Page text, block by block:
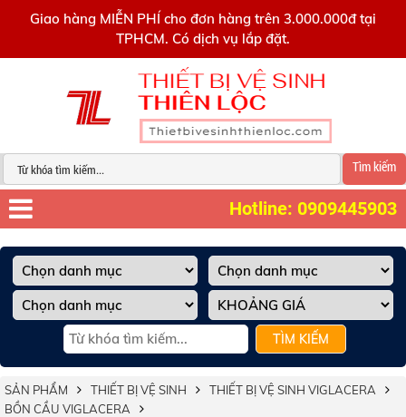
Giao hàng MIỄN PHÍ cho đơn hàng trên 3.000.000đ tại
TPHCM. Có dịch vụ lắp đặt.
Tìm kiếm
Hotline: 0909445903
TÌM KIẾM
SẢN PHẨM THIẾT BỊ VỆ SINH
THIẾT BỊ VỆ SINH VIGLACERA
BỒN CẦU VIGLACERA
0909445903